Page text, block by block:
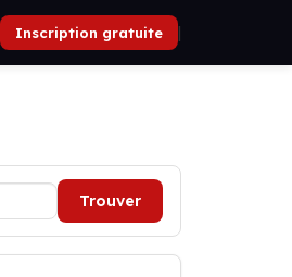
Inscription gratuite |
Trouver